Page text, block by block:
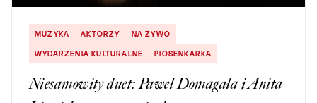
MUZYKA AKTORZY
NA ŻYWO
WYDARZENIA KULTURALNE
PIOSENKARKA
Niesamowity duet: Paweł Domagała i Anita